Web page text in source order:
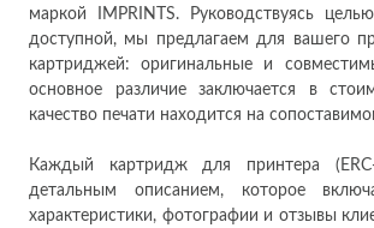
маркой IMPRINTS. Руководствуясь
доступной, мы предлагаем для вашего
картриджей: оригинальные и
основное различие заключается в
качество печати находится на
Каждый картридж для принтера
детальным описанием, которое
характеристики, фотографии и отзывы